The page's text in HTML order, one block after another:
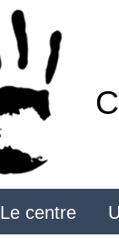
Le centre